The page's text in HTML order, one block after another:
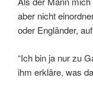
aber nicht
oder Engländer,
“Ich bin ja nur zu
ihm erkläre, was